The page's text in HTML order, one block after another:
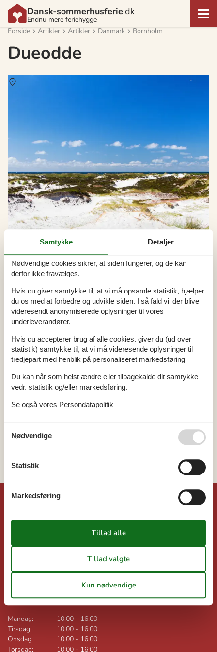
Dansk-sommerhusferie.dk
Endnu mere feriehygge
Forside
Artikler Artikler Danmark Bornholm
Dueodde
En sommerhusferie i Dueodde tilbyder idylliske rammer for hygge
og samvær, omgivet af nogle af øens smukkeste naturscenerier.
Her kan I nyde øens mest berømte sandstrand, gå på opdagelse i
de omkringliggende fyrreskove og lade jer fortrylle af det rolige og
maleriske landskab.
Artikeltyper
Alle
Artikler
Geografier
Danmark
Dansk-sommerhusferie.dk
DK-7400 Herning
Momsnr.: DK26347688
Åbningstider uge 32:
Mandag: 10:00 - 16:00
Tirsdag:
10:00 - 16:00
Onsdag:
10:00 - 16:00
Torsdag:
10:00 - 16:00
Samtykke Detaljer
Nødvendige cookies sikrer, at siden fungerer, og de kan
derfor ikke fravælges.
Hvis du giver samtykke til, at vi må opsamle statistik, hjælper
du os med at forbedre og udvikle siden. I så fald vil der blive
videresendt anonymiserede oplysninger til vores
underleverandører.
Hvis du accepterer brug af alle cookies, giver du (ud over
statistik) samtykke til, at vi må videresende oplysninger til
tredjepart med henblik på personaliseret markedsføring.
Du kan når som helst ændre eller tilbagekalde dit samtykke
vedr. statistik og/eller markedsføring.
Se også vores Persondatapolitik
Nødvendige
Statistik
Markedsføring